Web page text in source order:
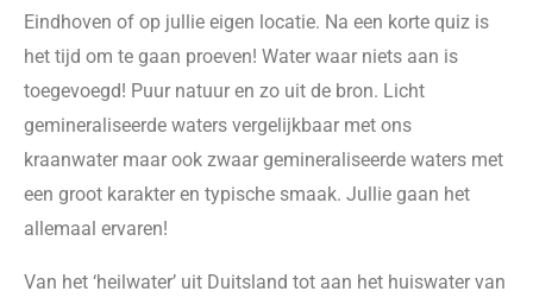
Eindhoven of op jullie eigen locatie. Na een korte quiz is
het tijd om te gaan proeven! Water waar niets aan is
toegevoegd! Puur natuur en zo uit de bron. Licht
gemineraliseerde waters vergelijkbaar met ons
kraanwater maar ook zwaar gemineraliseerde waters met
een groot karakter en typische smaak. Jullie gaan het
allemaal ervaren!
Van het ‘heilwater’ uit Duitsland tot aan het huiswater van